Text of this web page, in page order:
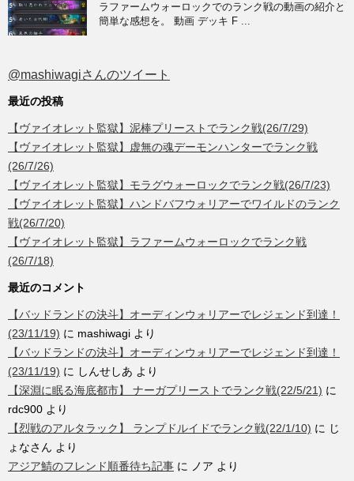
ラファームウォーロックでのランク戦の動画の紹介と
簡単な感想を。 動画 デッキ F ...
@mashiwagiさんのツイート
最近の投稿
【ヴァイオレット監獄】泥棒プリーストでランク戦(26/7/29)
【ヴァイオレット監獄】虚無の魂デーモンハンターでランク戦
(26/7/26)
【ヴァイオレット監獄】モラグウォーロックでランク戦(26/7/23)
【ヴァイオレット監獄】ハンドバフウォリアーでワイルドのランク
戦(26/7/20)
【ヴァイオレット監獄】ラファームウォーロックでランク戦
(26/7/18)
最近のコメント
【バッドランドの決斗】オーディンウォリアーでレジェンド到達！
(23/11/19) に mashiwagi より
【バッドランドの決斗】オーディンウォリアーでレジェンド到達！
(23/11/19) に しんせしあ より
【深淵に眠る海底都市】 ナーガプリーストでランク戦(22/5/21) に
rdc900 より
【烈戦のアルタラック】 ランプドルイドでランク戦(22/1/10) に じ
ょなさん より
アジア鯖のフレンド順番待ち記事 に ノア より